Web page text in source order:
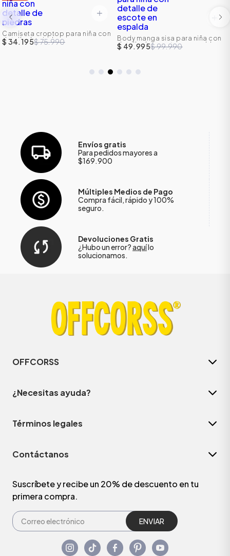
Camiseta croptop para niña con
detalle de piedras
$ 34.195$ 75.990
Body manga sisa para niña con
detalle de escote en espalda
$ 49.995$ 99.990
Envíos gratis
Para pedidos mayores a
$169.900
Múltiples Medios de Pago
Compra fácil, rápido y 100%
seguro.
Devoluciones Gratis
¿Hubo un error?aquílo
solucionamos.
OFFCORSS
¿Necesitas ayuda?
Términos legales
Contáctanos
Suscríbete y recibe un 20% de descuento en tu
primera compra.
ENVIAR